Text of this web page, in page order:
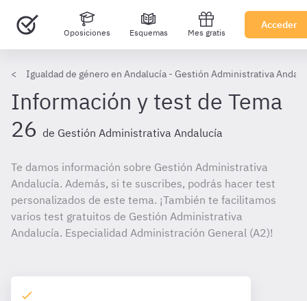
Oposiciones Esquemas Mes gratis
Acceder
Igualdad de género en Andalucía - Gestión Administrativa
Información y test de Tema
26 de Gestión Administrativa Andalucía
Te damos información sobre Gestión Administrativa
Andalucía. Además, si te suscribes, podrás hacer test
personalizados de este tema. ¡También te facilitamos
varios test gratuitos de Gestión Administrativa
Andalucía. Especialidad Administración General (A2)!